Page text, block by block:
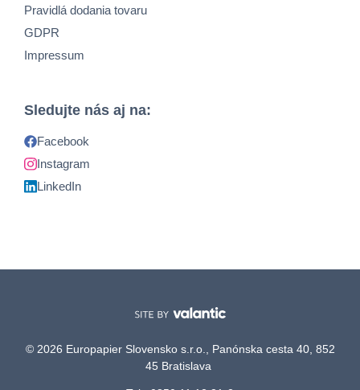
Pravidlá dodania tovaru
GDPR
Impressum
Sledujte nás aj na:
Facebook
Instagram
LinkedIn
© 2026 Europapier Slovensko s.r.o., Panónska cesta 40, 852
45 Bratislava